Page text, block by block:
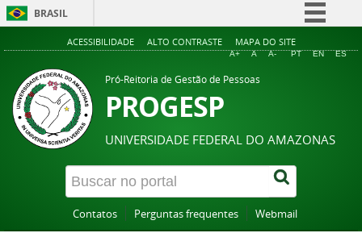
BRASIL
Simplifique!
Acesso à informação
Legislação
Canais
ACESSIBILIDADE ALTO CONTRASTE MAPA DO SITE
A+ A A- PT EN ES
Pró-Reitoria de Gestão de Pessoas
PROGESP
UNIVERSIDADE FEDERAL DO AMAZONAS
Contatos Perguntas frequentes Webmail